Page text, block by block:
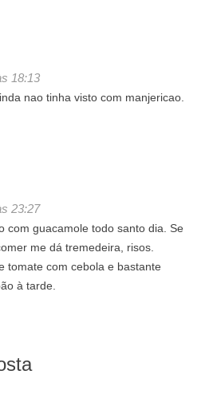
18:13
nao tinha visto com manjericao.
23:27
com guacamole todo santo dia. Se
me dá tremedeira, risos.
tomate com cebola e bastante
à tarde.